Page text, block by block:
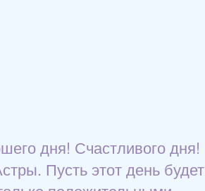
дня! Счастливого дня!
Пусть этот день будет